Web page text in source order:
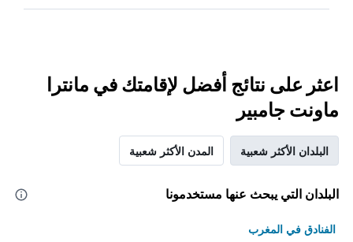
اعثر على نتائج أفضل لإقامتك في مانترا
ماونت جامبير
البلدان الأكثر شعبية المدن الأكثر شعبية
البلدان التي يبحث عنها مستخدمونا
الفنادق في المغرب